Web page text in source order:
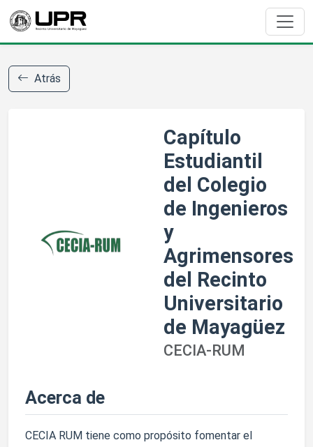
Atrás
Capítulo
Estudiantil
del Colegio
de Ingenieros
y
Agrimensores
del Recinto
Universitario
de Mayagüez
CECIA-RUM
Acerca de
CECIA RUM tiene como propósito fomentar el